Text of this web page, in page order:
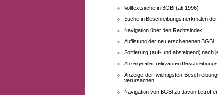
Volltextsuche in BGBl (ab 1996)
Suche in Beschreibungsmerkmalen
Navigation über den Rechtsindex
Auflistung der neu erschienenen BGBl
Sortierung (auf- und absteigend) nach
Anzeige aller relevanten
Anzeige der wichtigsten
verursachen.
Navigation von BGBl zu davon